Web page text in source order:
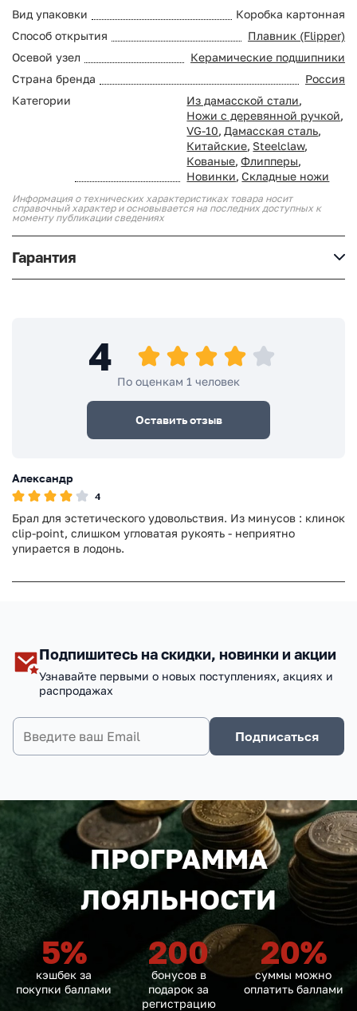
Вид упаковки
Коробка картонная
Способ открытия
Плавник (Flipper)
Осевой узел
Керамические подшипники
Страна бренда
Россия
Категории
Из дамасской стали,
Ножи с деревянной ручкой,
VG-10, Дамасская сталь,
Китайские, Steelclaw,
Кованые, Флипперы,
Новинки, Складные ножи
Информация о технических характеристиках товара носит
справочный характер и основывается на последних доступных к
моменту публикации сведениях
Гарантия
4
По оценкам 1 человек
Оставить отзыв
Александр
4
Брал для эстетического удовольствия. Из минусов : клинок
clip-point, слишком угловатая рукоять - неприятно
упирается в лодонь.
Подпишитесь на скидки, новинки и акции
Узнавайте первыми о новых поступлениях, акциях и
распродажах
Подписаться
ПРОГРАММА
ЛОЯЛЬНОСТИ
5%
кэшбек за
покупки баллами
200
бонусов в
подарок за
регистрацию
20%
суммы можно
оплатить баллами